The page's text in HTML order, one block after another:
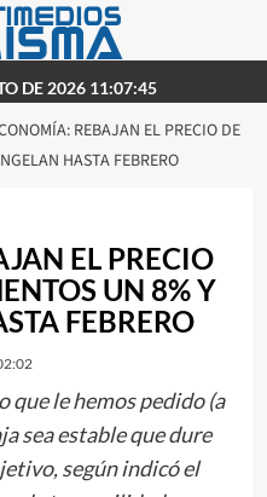
DE 2026 11:07:45
REBAJAN EL PRECIO DE
HASTA FEBRERO
EL PRECIO
UN 8% Y
FEBRERO
que le hemos pedido (a
sea estable que dure
según indicó el